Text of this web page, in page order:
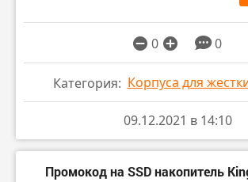
0 0
Категория: Корпуса для
09.12.2021 в 14:10
Промокод на SSD накопитель